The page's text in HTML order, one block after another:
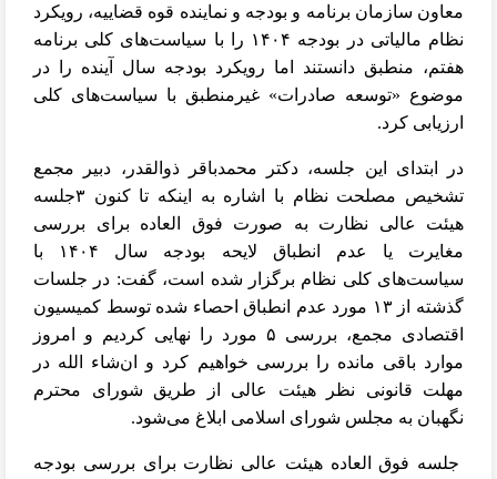
معاون سازمان برنامه و بودجه و نماینده قوه قضاییه، رویکرد
نظام مالیاتی در بودجه ۱۴۰۴ را با سیاست‌های کلی برنامه
هفتم، منطبق دانستند اما رویکرد بودجه سال آینده را در
موضوع «توسعه صادرات» غیرمنطبق با سیاست‌های کلی
ارزیابی کرد.
در ابتدای این جلسه، دکتر محمدباقر ذوالقدر، دبیر مجمع
تشخیص مصلحت نظام با اشاره به اینکه تا کنون ۳جلسه
هیئت عالی نظارت به صورت فوق العاده برای بررسی
مغایرت یا عدم انطباق لایحه بودجه سال ۱۴۰۴ با
سیاست‌های کلی نظام برگزار شده است، گفت: در جلسات
گذشته از ۱۳ مورد عدم انطباق احصاء شده توسط کمیسیون
اقتصادی مجمع، بررسی ۵ مورد را نهایی کردیم و امروز
موارد باقی مانده را بررسی خواهیم کرد و ان‌شاء الله در
مهلت قانونی نظر هیئت عالی از طریق شورای محترم
نگهبان به مجلس شورای اسلامی ابلاغ می‌شود.
جلسه فوق العاده هیئت عالی نظارت برای بررسی بودجه